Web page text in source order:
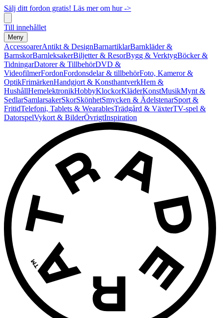
Sälj ditt fordon gratis! Läs mer om hur ->
Till innehållet
Meny
AccessoarerAntikt & DesignBarnartiklarBarnkläder &
BarnskorBarnleksakerBiljetter & ResorBygg & VerktygBöcker &
TidningarDatorer & TillbehörDVD &
VideofilmerFordonFordonsdelar & tillbehörFoto, Kameror &
OptikFrimärkenHandgjort & KonsthantverkHem &
HushållHemelektronikHobbyKlockorKläderKonstMusikMynt &
SedlarSamlarsakerSkorSkönhetSmycken & ÄdelstenarSport &
FritidTelefoni, Tablets & WearablesTrädgård & VäxterTV-spel &
DatorspelVykort & BilderÖvrigtInspiration